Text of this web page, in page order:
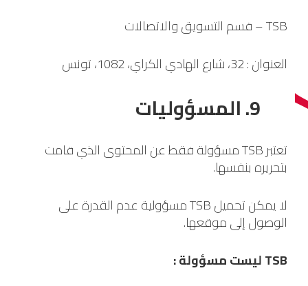
TSB – قسم التسويق والاتصالات
العنوان : 32، شارع الهادي الكراي، 1082، تونس
9. المسؤوليات
تعتبر TSB مسؤولة فقط عن المحتوى الذي قامت
بتحريره بنفسها.
لا يمكن تحميل TSB مسؤولية عدم القدرة على
الوصول إلى موقعها.
TSB ليست مسؤولة :